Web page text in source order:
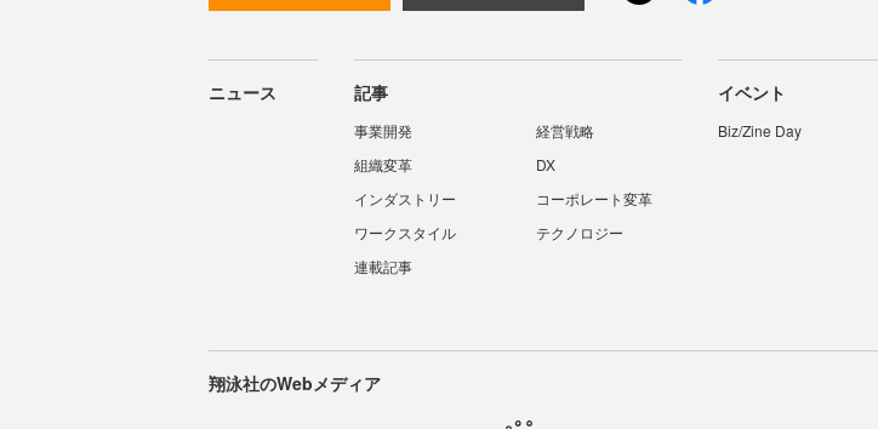
ニュース 記事
事業開発
経営戦略
組織変革
DX
インダストリー
コーポレート変革
ワークスタイル
テクノロジー
連載記事
イベント
Biz/Zine Day
翔泳社のWebメディア